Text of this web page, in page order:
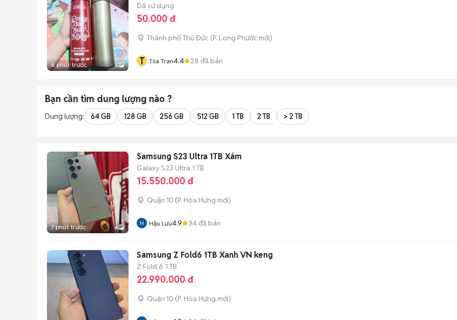
6 phút trước 5
Đã sử dụng
50.000 đ
Thành phố Thủ Đức (P. Long Phước mới)
T Tila Tran4.4 28 đã bán
Bạn cần tìm dung lượng nào ?
Dung lượng: 64 GB 128 GB 256 GB 512 GB 1 TB 2 TB > 2 TB
7 phút trước 6
Samsung S23 Ultra 1TB Xám
Galaxy S23 Ultra 1 TB
15.550.000 đ
Quận 10 (P. Hòa Hưng mới)
Hậu Lưu4.9 34đã bán
Samsung Z Fold6 1TB Xanh VN keng
Z Fold 6 1 TB
22.990.000 đ
Quận 10 (P. Hòa Hưng mới)